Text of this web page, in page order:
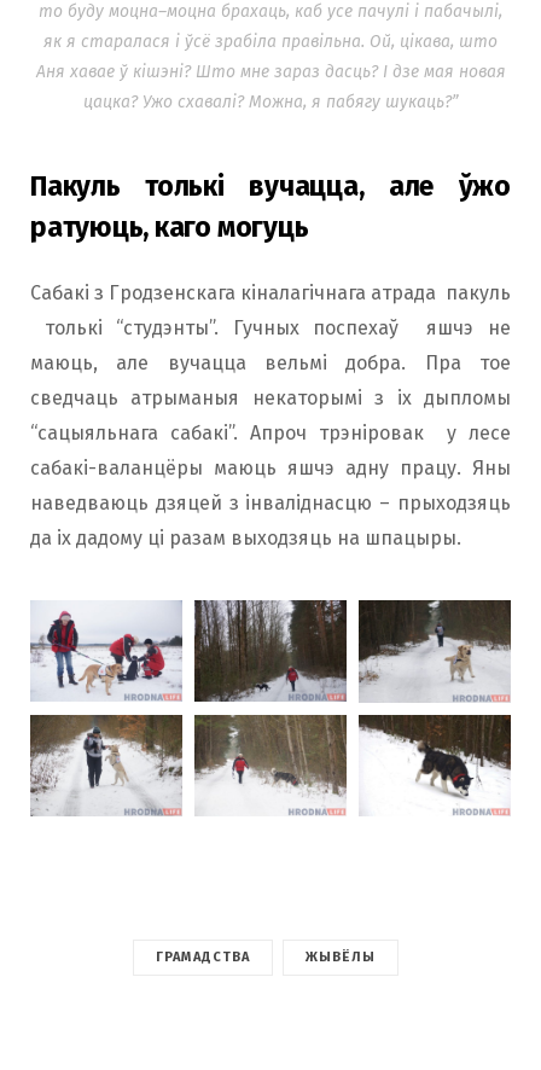
то буду моцна–моцна брахаць, каб усе пачулі і пабачылі,
як я старалася і ўсё зрабіла правільна. Ой, цікава, што
Аня хавае ў кішэні? Што мне зараз дасць? І дзе мая новая
цацка? Ужо схавалі? Можна, я пабягу шукаць?”
Пакуль толькі вучацца, але ўжо
ратуюць, каго могуць
Сабакі з Гродзенскага кіналагічнага атрада пакуль
толькі “студэнты”. Гучных поспехаў яшчэ не
маюць, але вучацца вельмі добра. Пра тое
сведчаць атрыманыя некаторымі з іх дыпломы
“сацыяльнага сабакі”. Апроч трэніровак у лесе
сабакі-валанцёры маюць яшчэ адну працу. Яны
наведваюць дзяцей з інваліднасцю – прыходзяць
да іх дадому ці разам выходзяць на шпацыры.
ГРАМАДСТВА ЖЫВЁЛЫ